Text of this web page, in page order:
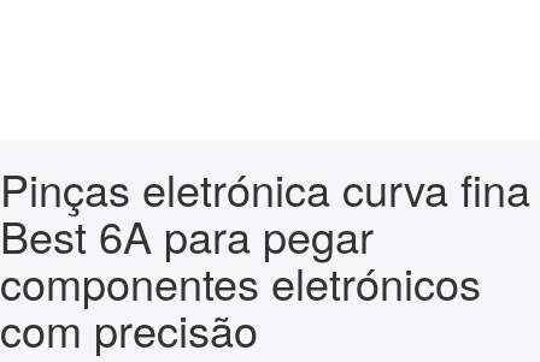
Pinças eletrónica curva fina
Best 6A para pegar
componentes eletrónicos
com precisão